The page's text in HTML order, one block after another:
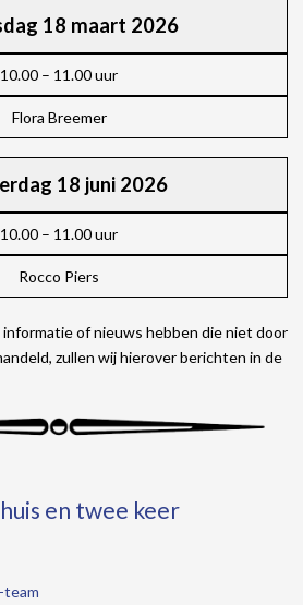
18 maart 2026
10.00 – 11.00 uur
Flora Breemer
18 juni 2026
10.00 – 11.00 uur
Rocco Piers
of nieuws hebben die niet door
zullen wij hierover berichten in de
en twee keer
team